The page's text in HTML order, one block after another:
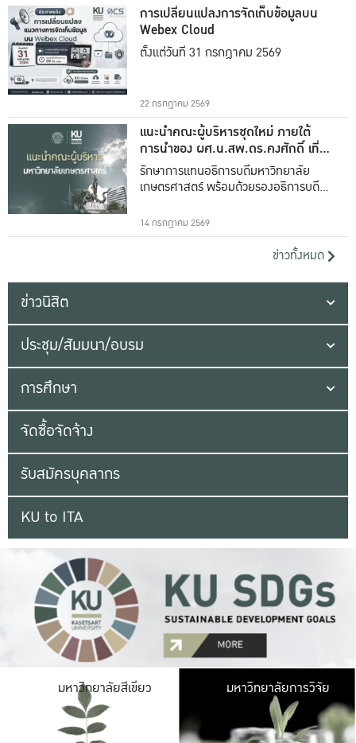
การเปลี่ยนแปลงการจัดเก็บข้อมูลบน
Webex Cloud
ตั้งแต่วันที่ 31 กรกฎาคม 2569
22 กรกฎาคม 2569
แนะนำคณะผู้บริหารชุดใหม่ ภายใต้
การนำของ ผศ.น.สพ.ดร.คงศักดิ์ เที่ยง
ธรรม
รักษาการแทนอธิการบดีมหาวิทยาลัย
เกษตรศาสตร์ พร้อมด้วยรองอธิการบดีทั้ง
14 กรกฎาคม 2569
ข่าวทั้งหมด
ข่าวนิสิต
ประชุม/สัมมนา/อบรม
การศึกษา
จัดซื้อจัดจ้าง
รับสมัครบุคลากร
KU to ITA
มหาวิทยาลัยสีเขียว มหาวิ
มีพื้นที่เขียวสดใส
เป็นป่าในเมือง เกษต
มหาวิทยาลัยการวิจัย